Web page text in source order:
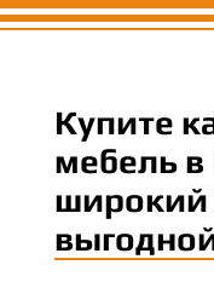
Купите
мебель
широкий